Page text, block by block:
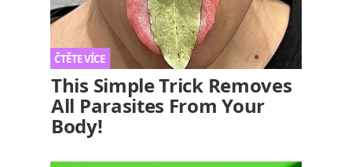
This Simple Trick Removes
All Parasites From Your
Body!